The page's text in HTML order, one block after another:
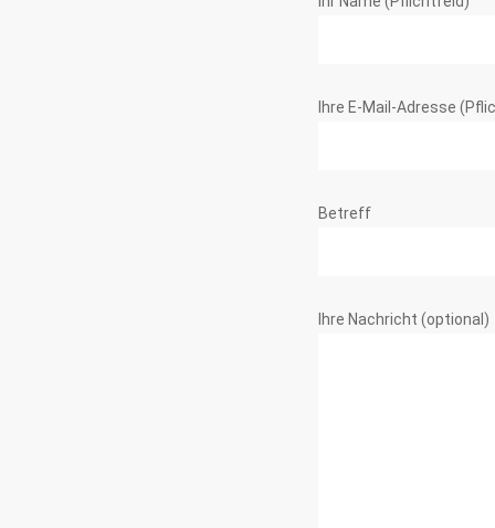
Ihre E-Mail-Adresse
Betreff
Ihre Nachricht (optional)